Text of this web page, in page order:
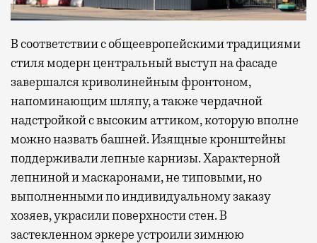
В соответствии с общеевропейскими традициями
стиля модерн центральный выступ на фасаде
завершался криволинейным фронтоном,
напоминающим шляпу, а также чердачной
надстройкой с высоким аттиком, которую вполне
можно назвать башней. Изящные кронштейны
поддерживали лепные карнизы. Характерной
лепниной и маскаронами, не типовыми, но
выполненными по индивидуальному заказу
хозяев, украсили поверхности стен. В
застекленном эркере устроили зимнюю